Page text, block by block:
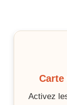
Activez